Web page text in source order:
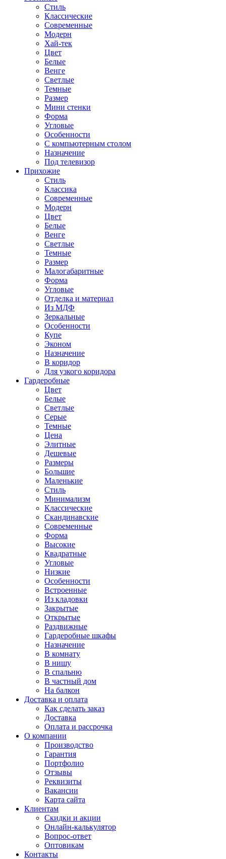
Стиль
Классические
Современные
Модерн
Хай-тек
Цвет
Белые
Венге
Светлые
Темные
Размер
Мини стенки
Форма
Угловые
Особенности
С компьютерным столом
Назначение
Под телевизор
Прихожие
Стиль
Классика
Современные
Модерн
Цвет
Белые
Венге
Светлые
Темные
Размер
Малогабаритные
Форма
Угловые
Отделка и материал
Из МДФ
Зеркальные
Особенности
Купе
Эконом
Назначение
В коридор
Для узкого коридора
Гардеробные
Цвет
Белые
Светлые
Серые
Темные
Цена
Элитные
Дешевые
Размеры
Большие
Маленькие
Стиль
Минимализм
Классические
Скандинавские
Современные
Форма
Высокие
Квадратные
Угловые
Низкие
Особенности
Встроенные
Из кладовки
Закрытые
Открытые
Раздвижные
Гардеробные шкафы
Назначение
В комнату
В нишу
В спальню
В частный дом
На балкон
Доставка и оплата
Как сделать заказ
Доставка
Оплата и рассрочка
О компании
Производство
Гарантия
Портфолио
Отзывы
Реквизиты
Вакансии
Карта сайта
Клиентам
Скидки и акции
Онлайн-калькулятор
Вопрос-ответ
Оптовикам
Контакты